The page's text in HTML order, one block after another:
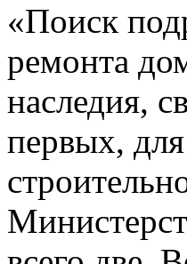
«Поиск
ремонта
наследия,
первых,